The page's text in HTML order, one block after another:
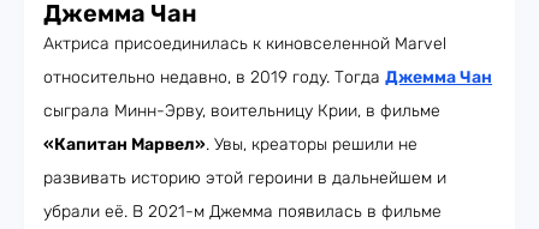
Джемма Чан
Актриса присоединилась к киновселенной Marvel
относительно недавно, в 2019 году. Тогда Джемма Чан
сыграла Минн-Эрву, воительницу Крии, в фильме
«Капитан Марвел». Увы, креаторы решили не
развивать историю этой героини в дальнейшем и
убрали её. В 2021-м Джемма появилась в фильме